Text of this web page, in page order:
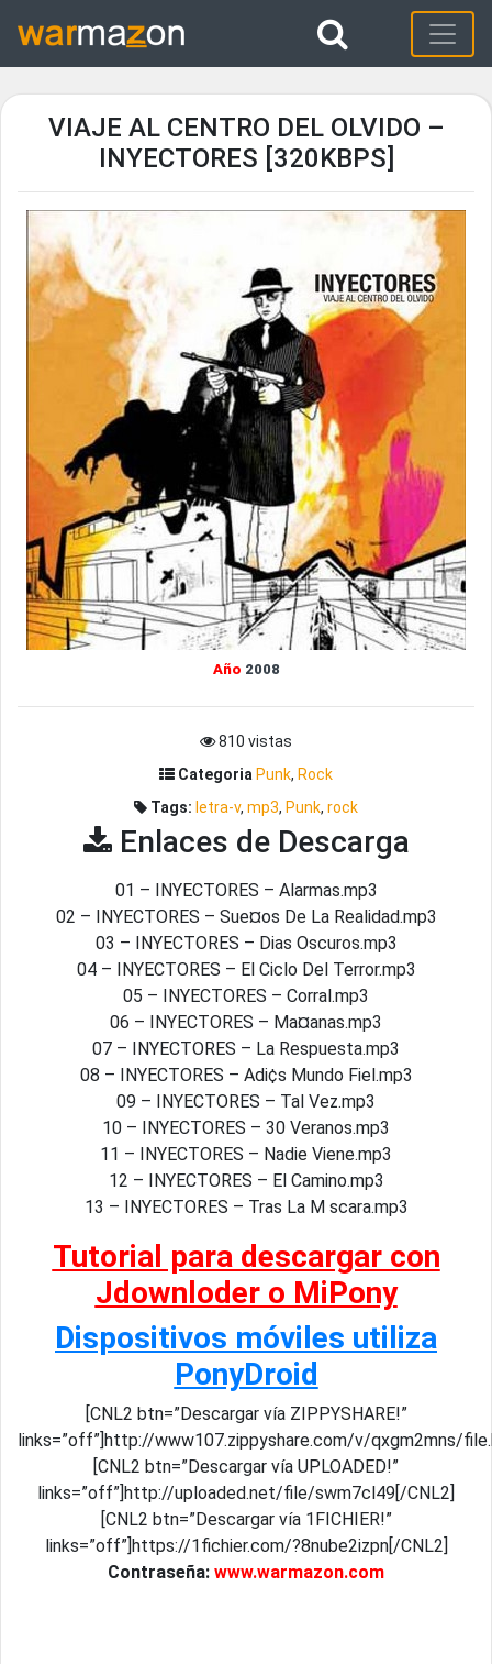
VIAJE AL CENTRO DEL OLVIDO –
INYECTORES [320KBPS]
Año 2008
810 vistas
Categoria Punk, Rock
Tags: letra-v, mp3, Punk, rock
Enlaces de Descarga
01 – INYECTORES – Alarmas.mp3
02 – INYECTORES – Sue¤os De La Realidad.mp3
03 – INYECTORES – Dias Oscuros.mp3
04 – INYECTORES – El Ciclo Del Terror.mp3
05 – INYECTORES – Corral.mp3
06 – INYECTORES – Ma¤anas.mp3
07 – INYECTORES – La Respuesta.mp3
08 – INYECTORES – Adi¢s Mundo Fiel.mp3
09 – INYECTORES – Tal Vez.mp3
10 – INYECTORES – 30 Veranos.mp3
11 – INYECTORES – Nadie Viene.mp3
12 – INYECTORES – El Camino.mp3
13 – INYECTORES – Tras La M scara.mp3
Tutorial para descargar con
Jdownloder o MiPony
Dispositivos móviles utiliza
PonyDroid
[CNL2 btn=”Descargar vía ZIPPYSHARE!”
links=”off”]http://www107.zippyshare.com/v/qxgm2mns/
[CNL2 btn=”Descargar vía UPLOADED!”
links=”off”]http://uploaded.net/file/swm7cl49[/CNL2]
[CNL2 btn=”Descargar vía 1FICHIER!”
links=”off”]https://1fichier.com/?8nube2izpn[/CNL2]
Contraseña: www.warmazon.com